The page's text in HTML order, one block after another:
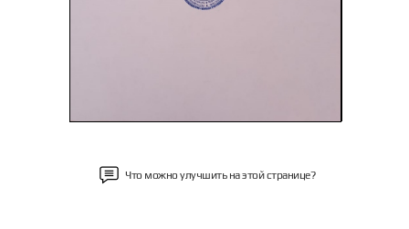
Что можно улучшить на этой странице?